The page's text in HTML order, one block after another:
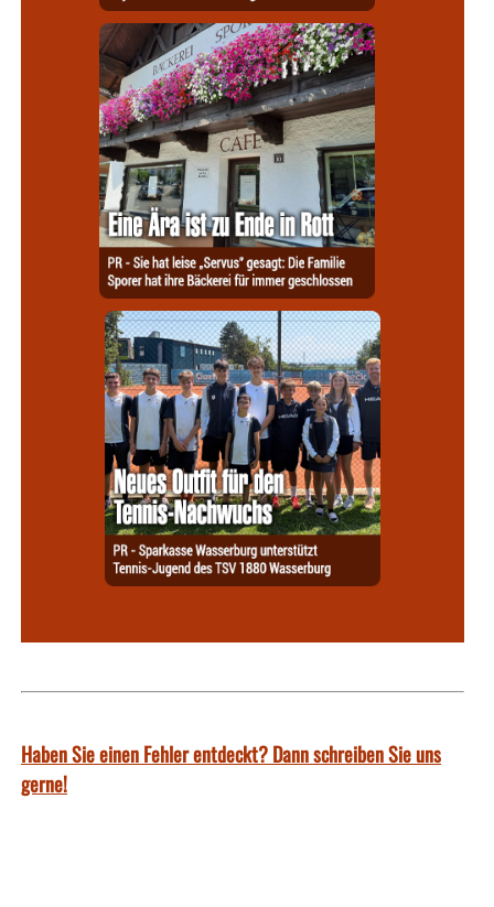
Haben Sie einen Fehler entdeckt? Dann schreiben Sie uns
gerne!